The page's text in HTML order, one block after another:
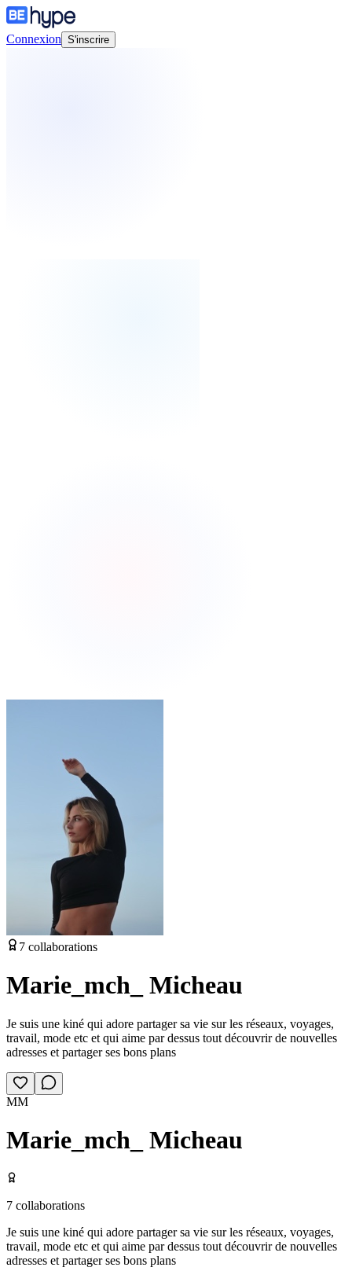
Connexion S'inscrire
7 collaborations
Marie_mch_ Micheau
Je suis une kiné qui adore partager sa vie sur les réseaux, voyages,
travail, mode etc et qui aime par dessus tout découvrir de nouvelles
adresses et partager ses bons plans
MM
Marie_mch_ Micheau
7 collaborations
Je suis une kiné qui adore partager sa vie sur les réseaux, voyages,
travail, mode etc et qui aime par dessus tout découvrir de nouvelles
adresses et partager ses bons plans